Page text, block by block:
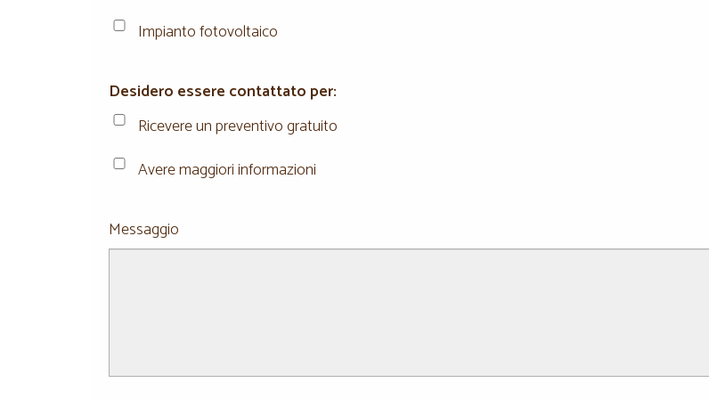
Impianto fotovoltaico
Desidero essere contattato per:
Ricevere un preventivo gratuito
Avere maggiori informazioni
Messaggio